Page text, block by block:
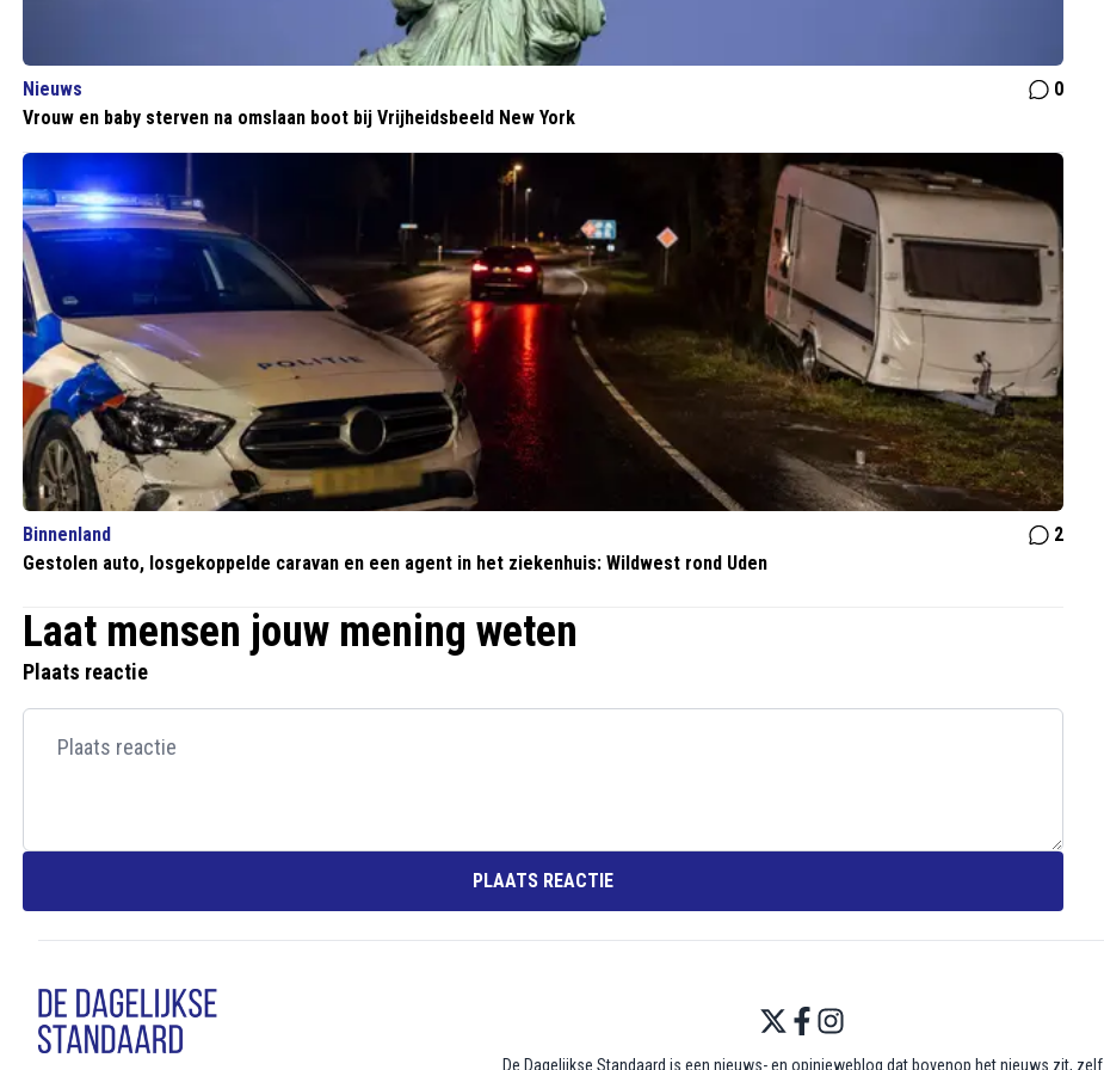
Nieuws
0
Vrouw en baby sterven na omslaan boot bij Vrijheidsbeeld New York
Binnenland
2
Gestolen auto, losgekoppelde caravan en een agent in het ziekenhuis: Wildwest rond Uden
Laat mensen jouw mening weten
Plaats reactie
PLAATS REACTIE
De Dagelijkse Standaard is een nieuws- en opinieweblog dat bovenop het nieuws zit, zelf